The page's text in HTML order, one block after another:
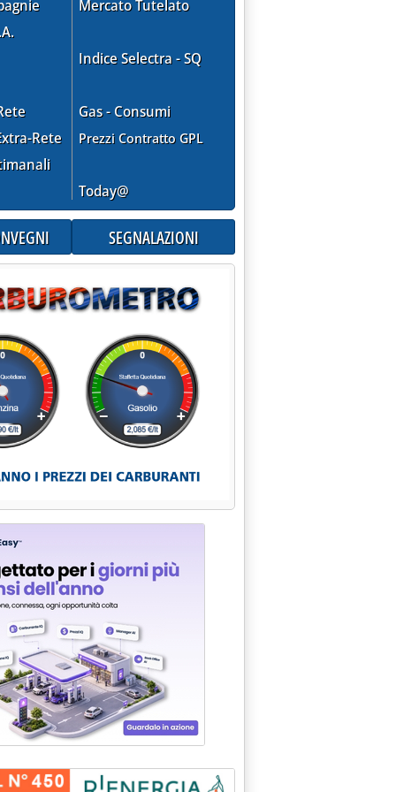
Rete
Mercato Tutelato
Indice Selectra - SQ
Gas - Consumi
Prezzi Contratto GPL
Today@
SEGNALAZIONI